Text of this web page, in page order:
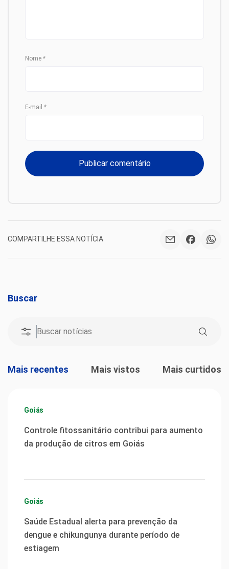
Nome *
E-mail *
COMPARTILHE ESSA NOTÍCIA
Buscar
Mais recentes Mais vistos Mais curtidos
Goiás
Controle fitossanitário contribui para aumento
da produção de citros em Goiás
Goiás
Saúde Estadual alerta para prevenção da
dengue e chikungunya durante período de
estiagem